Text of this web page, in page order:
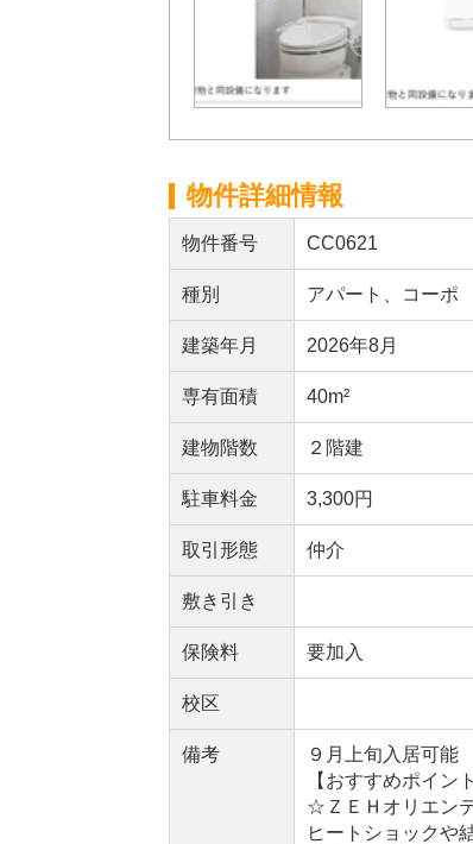
物件詳細情報
物件番号 CC0621
種別 アパート、コーポ
建築年月 2026年8月
専有面積 40m²
建物階数 ２階建
駐車料金 3,300円
取引形態 仲介
敷き引き
保険料 要加入
校区
備考
９月上旬入居可能
【おすすめポイント
☆ＺＥＨオリエン
ヒートショックや